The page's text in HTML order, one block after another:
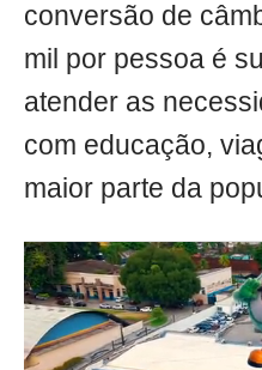
conversão de
mil por pessoa é
atender as
com educação,
maior parte da